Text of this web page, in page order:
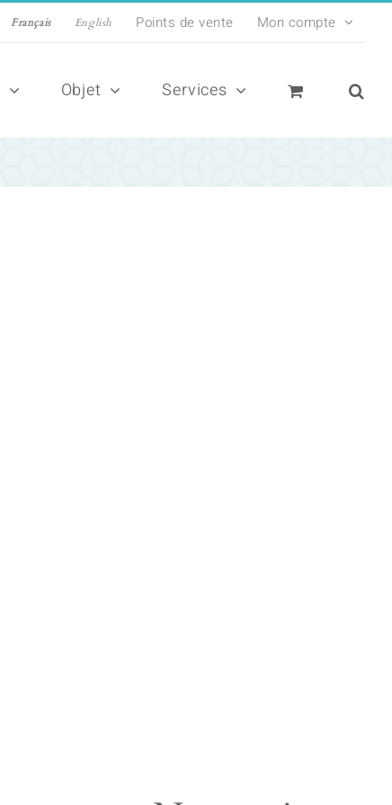
Français English Points de vente Mon compte
Objet Services